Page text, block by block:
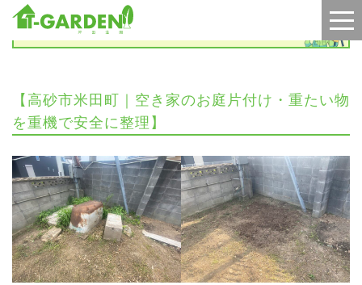
施工実績
【高砂市米田町｜空き家のお庭片付け・重たい物
を重機で安全に整理】